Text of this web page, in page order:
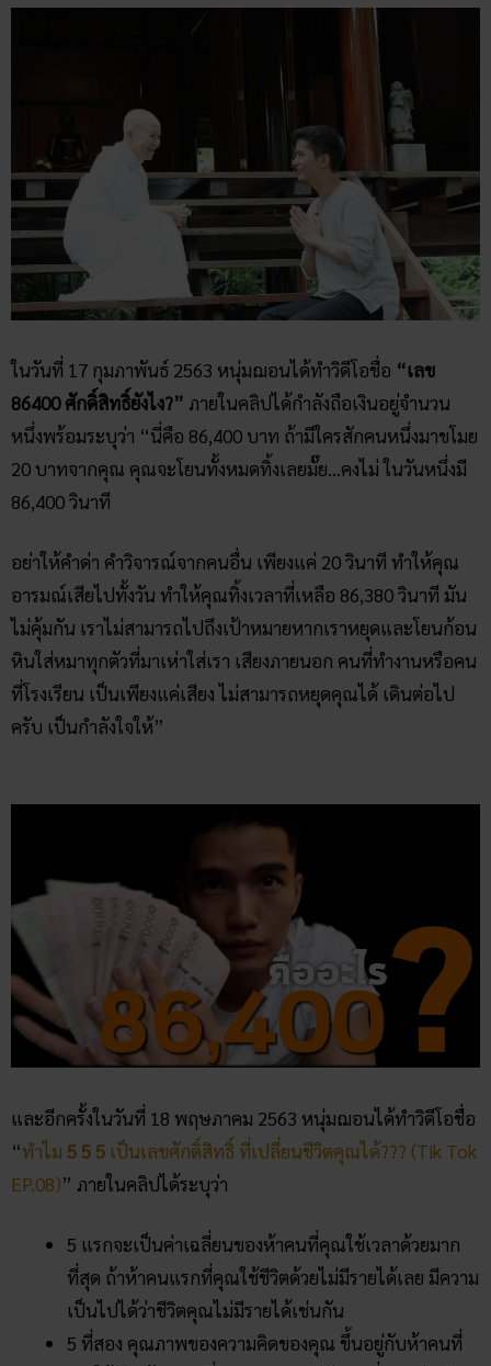
ในวันที่ 17 กุมภาพันธ์ 2563 หนุ่มฌอนได้ทำวิดีโอชื่อ “เลข
86400 ศักดิ์สิทธิ์ยังไง?” ภายในคลิปได้กำลังถือเงินอยู่จำนวน
หนึ่งพร้อมระบุว่า “นี่คือ 86,400 บาท ถ้ามีใครสักคนหนึ่งมาขโมย
20 บาทจากคุณ คุณจะโยนทั้งหมดทิ้งเลยมั๊ย…คงไม่ ในวันหนึ่งมี
86,400 วินาที
อย่าให้คำด่า คำวิจารณ์จากคนอื่น เพียงแค่ 20 วินาที ทำให้คุณ
อารมณ์เสียไปทั้งวัน ทำให้คุณทิ้งเวลาที่เหลือ 86,380 วินาที มัน
ไม่คุ้มกัน เราไม่สามารถไปถึงเป้าหมายหากเราหยุดและโยนก้อน
หินใส่หมาทุกตัวที่มาเห่าใส่เรา เสียงภายนอก คนที่ทำงานหรือคน
ที่โรงเรียน เป็นเพียงแค่เสียง ไม่สามารถหยุดคุณได้ เดินต่อไป
ครับ เป็นกำลังใจให้”
และอีกครั้งในวันที่ 18 พฤษภาคม 2563 หนุ่มฌอนได้ทำวิดีโอชื่อ
“ทำไม 5 5 5 เป็นเลขศักดิ์สิทธิ์ ที่เปลี่ยนชีวิตคุณได้??? (Tik Tok
EP.08)” ภายในคลิปได้ระบุว่า
5 แรกจะเป็นค่าเฉลี่ยนของห้าคนที่คุณใช้เวลาด้วยมาก
ที่สุด ถ้าห้าคนแรกที่คุณใช้ชีวิตด้วยไม่มีรายได้เลย มีความ
เป็นไปได้ว่าชีวิตคุณไม่มีรายได้เช่นกัน
5 ที่สอง คุณภาพของความคิดของคุณ ขึ้นอยู่กับห้าคนที่